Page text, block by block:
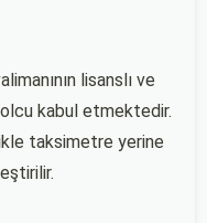
lisanslı ve
kabul etmektedir.
taksimetre yerine